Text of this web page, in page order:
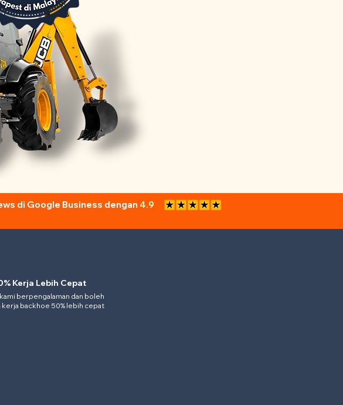
di Google Business dengan 4.9
Kerja Lebih Cepat
berpengalaman dan boleh
kerja backhoe 50% lebih cepat